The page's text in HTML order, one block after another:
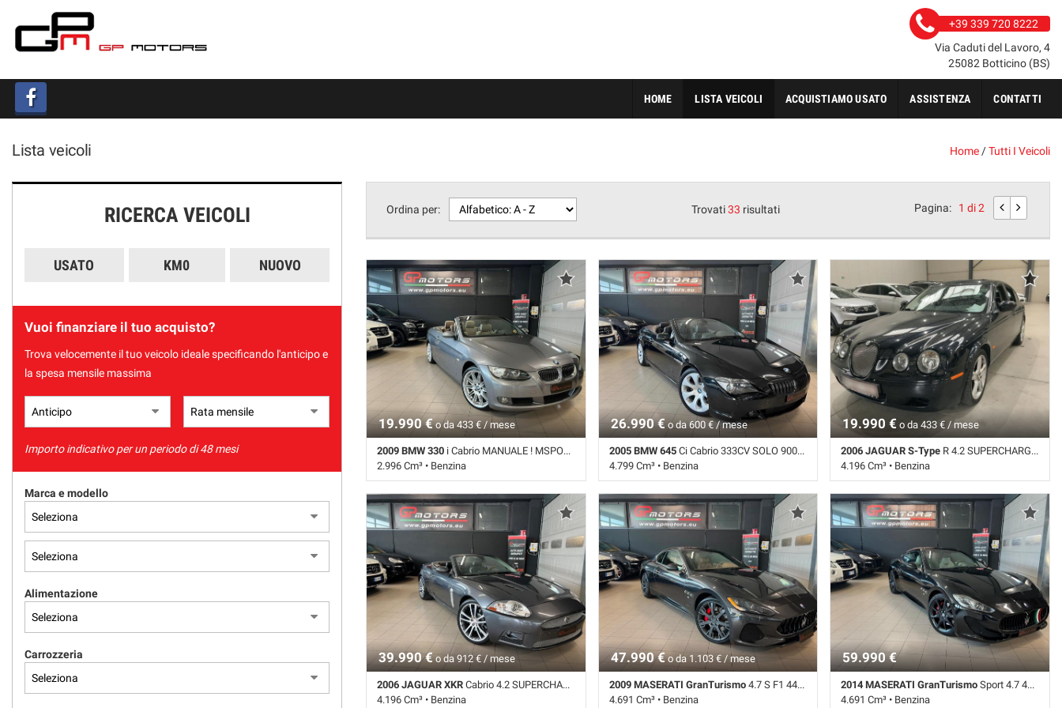
ACQUISTIAMO USATO
+39 339 720 8222
Via Caduti del Lavoro, 4
25082 Botticino (BS)
HOME LISTA VEICOLI ACQUISTIAMO USATO ASSISTENZA CONTATTI
Lista veicoli Home /Tutti I Veicoli
RICERCA VEICOLI
USATO KM0 NUOVO
Vuoi finanziare il tuo acquisto?
Trova velocemente il tuo veicolo ideale specificando l'anticipo e
la spesa mensile massima
Importo indicativo per un periodo di 48 mesi
Marca e modello
Alimentazione
Carrozzeria
Ordina per: Trovati33 risultati Pagina: 1 di 2
19.990 €o da 433 € / mese
2009 BMW 330 i Cabrio MANUALE ! MSPORT ! 19 ! 2 PROPRIETARI !
2.996 Cm³ • Benzina
129.873 Km • Cambio Manuale (6) • Grigio
metallizzato • 2 Porte • ABS • Airbag • Airbag
laterali • Airbag Passeggero • Airbag testa •
Alzacristalli elettrici • Autoradio • Cerchi in
lega • Chiusura centralizzata • Climatizzatore
• Controllo trazione • Cruise Control • ESP •
Fari Xenon • Fendinebbia • Immobilizzatore
elettronico • Regolazione elettrica sedili •
Servosterzo
26.990 €o da 600 € / mese
2005 BMW 645Ci Cabrio 333CV SOLO 90000KM ! FULL SERVICE !
4.799 Cm³ • Benzina
93.376 Km • Cambio Manuale (6) • Nero
metallizzato • 2 Porte • ABS • Airbag • Airbag
laterali • Airbag Passeggero • Alzacristalli
elettrici • Antifurto • Autoradio • Cerchi in
lega • Chiusura centralizzata • Climatizzatore
• Controllo trazione • Cruise Control • ESP •
Fari Xenon • Fendinebbia • Immobilizzatore
elettronico • Interni in pelle • Regolazione
elettrica sedili • Servosterzo • Navigatore
satellitare • Specchietti laterali elettrici
19.990 € o da 433 € / mese
2006 JAGUAR S-Type R 4.2 SUPERCHARGED 400CV 1PROPRIETARIO
4.196 Cm³ • Benzina
158.774 Km • Cambio Automatico (6) • Nero
metallizzato • 4 Porte • ABS • Airbag • Airbag
laterali • Airbag Passeggero • Airbag testa •
Alzacristalli elettrici • Antifurto • Autoradio •
Cerchi in lega • Chiusura centralizzata •
Climatizzatore • Controllo trazione • Cruise
Control • ESP • Fari Xenon • Immobilizzatore
elettronico • Interni in pelle • Park Distance
Control • Regolazione elettrica sedili •
Servosterzo • Sospensioni pneumatiche •
Specchietti laterali elettrici
39.990 €o da 912 € / mese
2006 JAGUAR XKR Cabrio 4.2 SUPERCHARGED 416CV SOLO 60000KM ! ASI !
4.196 Cm³ • Benzina
47.990 €o da 1.103 € / mese
2009 MASERATI GranTurismo4.7 S F1 440CV CAMBIOCORSA ! FRIZIONE SOSTITUITA
4.691 Cm³ • Benzina
59.990 €
2014 MASERATI GranTurismo Sport 4.7 460CV SOLO 43000KM ! FULL SERVICE !
4.691 Cm³ • Benzina